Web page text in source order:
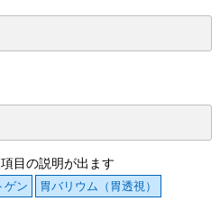
目の説明が出ます
ゲン
胃バリウム（胃透視）